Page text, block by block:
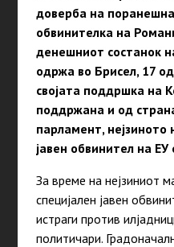
доверба на
обвинителка на
денешниот состанок
одржа во Брисел, 17
својата поддршка на
поддржана и од
парламент, нејзиното
јавен обвинител на ЕУ
За време на нејзиниот
специјален јавен
истраги против
политичари.